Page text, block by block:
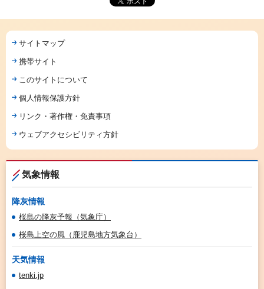
サイトマップ
携帯サイト
このサイトについて
個人情報保護方針
リンク・著作権・免責事項
ウェブアクセシビリティ方針
気象情報
降灰情報
桜島の降灰予報（気象庁）
桜島上空の風（鹿児島地方気象台）
天気情報
tenki.jp